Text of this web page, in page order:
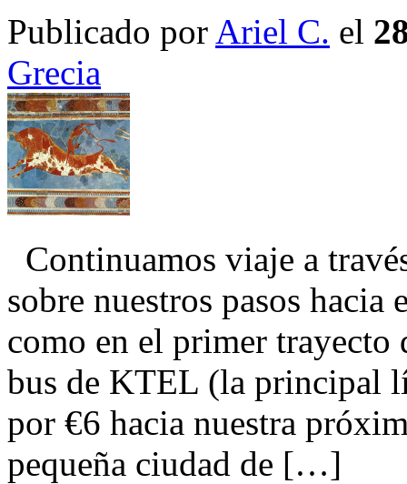
Publicado por Ariel C. el
Grecia
Continuamos viaje a
sobre nuestros pasos hacia
como en el primer trayecto
bus de KTEL (la principal
por €6 hacia nuestra
pequeña ciudad de […]